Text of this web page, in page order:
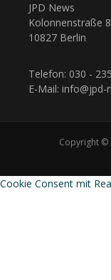
JPD News
Kolonnenstraße 8
10827 Berlin
Telefon: 030 -
E-Mail: info@jpd-
Copyright ©
Cookie Consent mit